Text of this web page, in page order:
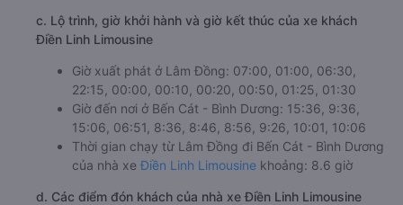
c. Lộ trình, giờ khởi hành và giờ kết thúc của xe khách
Điền Linh Limousine
Giờ xuất phát ở Lâm Đồng: 07:00, 01:00, 06:30,
22:15, 00:00, 00:10, 00:20, 00:50, 01:25, 01:30
Giờ đến nơi ở Bến Cát - Bình Dương: 15:36, 9:36,
15:06, 06:51, 8:36, 8:46, 8:56, 9:26, 10:01, 10:06
Thời gian chạy từ Lâm Đồng đi Bến Cát - Bình Dương
của nhà xe Điền Linh Limousine khoảng: 8.6 giờ
d. Các điểm đón khách của nhà xe Điền Linh Limousine